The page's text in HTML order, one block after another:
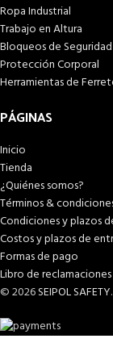
Ropa Industrial
Trabajo en Altura
Bloqueos de Seguridad
Protección Corporal
Herramientas de
PÁGINAS
Inicio
Tienda
¿Quiénes somos?
Términos &
Condiciones y plazos
Costos y plazos de
Formas de pago
Libro de reclamaciones
© 2026SEIPOL SAFETY